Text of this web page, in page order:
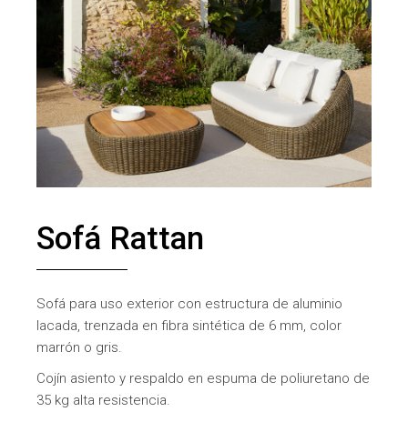
Sofá Rattan
Sofá para uso exterior con estructura de aluminio
lacada, trenzada en fibra sintética de 6 mm, color
marrón o gris.
Cojín asiento y respaldo en espuma de poliuretano de
35 kg alta resistencia.